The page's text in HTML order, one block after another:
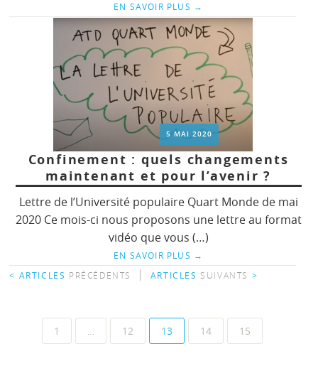
EN SAVOIR PLUS →
5 MAI 2020
Confinement : quels changements
maintenant et pour l’avenir ?
Lettre de l’Université populaire Quart Monde de mai
2020 Ce mois-ci nous proposons une lettre au format
vidéo que vous (…)
EN SAVOIR PLUS →
< ARTICLES PRÉCÉDENTS | ARTICLES SUIVANTS >
Navigation
1 12 13 14 15